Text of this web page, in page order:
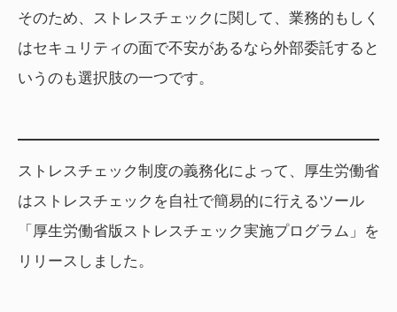
そのため、ストレスチェックに関して、業務的もしく
はセキュリティの面で不安があるなら外部委託すると
いうのも選択肢の一つです。
ストレスチェック制度の義務化によって、厚生労働省
はストレスチェックを自社で簡易的に行えるツール
「厚生労働省版ストレスチェック実施プログラム」を
リリースしました。